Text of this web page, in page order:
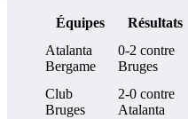
Équipes Résultats
Atalanta
Bergame
0-2 contre
Bruges
Club
Bruges
2-0 contre
Atalanta